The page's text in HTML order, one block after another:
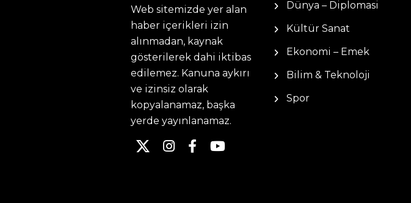
Web sitemizde yer alan
haber içerikleri izin
alınmadan, kaynak
gösterilerek dahi iktibas
edilemez. Kanuna aykırı
ve izinsiz olarak
kopyalanamaz, başka
yerde yayınlanamaz.
Dünya – Diplomasi
Kültür Sanat
Ekonomi – Emek
Bilim & Teknoloji
Spor